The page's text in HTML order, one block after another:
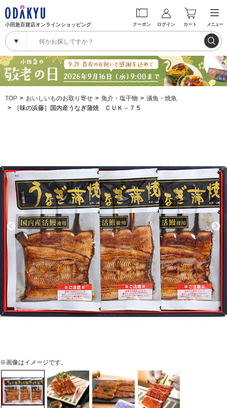
小田急百貨店オンラインショッピング クーポン ログイン カート メニュー
TOP おいしいものお取り寄せ 魚介・塩干物
漬魚・焼魚
［味の浜藤］国内産うなぎ蒲焼 ＣＵＫ－７５
※画像はイメージです。